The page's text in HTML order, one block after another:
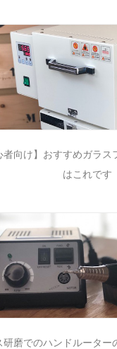
者向け】おすすめガラ
はこれです
研磨でのハンドルーター